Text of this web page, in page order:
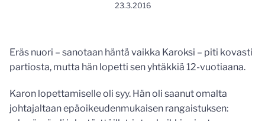
23.3.2016
Eräs nuori – sanotaan häntä vaikka Karoksi – piti kovasti
partiosta, mutta hän lopetti sen yhtäkkiä 12-vuotiaana.
Karon lopettamiselle oli syy. Hän oli saanut omalta
johtajaltaan epäoikeudenmukaisen rangaistuksen: